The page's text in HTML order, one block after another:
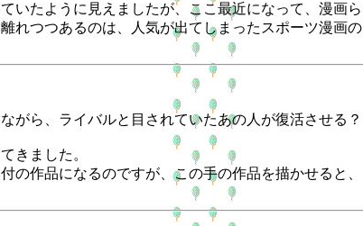
いたように見えましたが、ここ最近になって、漫画ら
れつつあるのは、人気が出てしまったスポーツ漫画の
ら、ライバルと目されていたあの人が復活させる？
きました。
作品になるのですが、この手の作品を描かせると、